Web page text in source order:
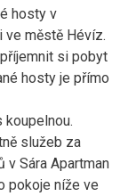
hosty v
ve městě Hévíz.
si pobyt
hosty je přímo
služeb za
v Sára Apartman
pokoje níže ve